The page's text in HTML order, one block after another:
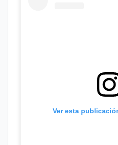
Ver esta